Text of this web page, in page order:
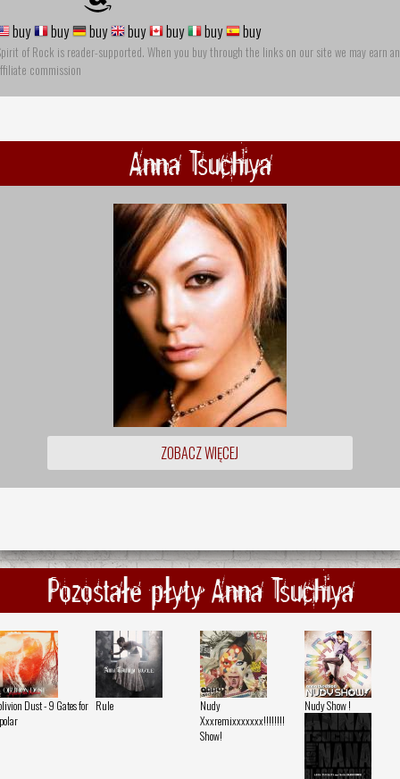
buy buy buy buy buy buy buy
of Rock is reader-supported. When you buy through the links on our site we may earn an
commission
Anna Tsuchiya
ZOBACZ WIĘCEJ
Pozostałe płyty Anna Tsuchiya
Dust - 9 Gates for Rule
Nudy
Xxxremixxxxxxx!!!!!!!!
Show!
Nudy Show !